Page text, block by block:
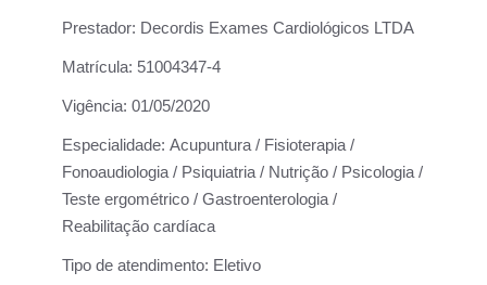
Prestador: Decordis Exames Cardiológicos LTDA
Matrícula: 51004347-4
Vigência: 01/05/2020
Especialidade: Acupuntura / Fisioterapia /
Fonoaudiologia / Psiquiatria / Nutrição / Psicologia /
Teste ergométrico / Gastroenterologia /
Reabilitação cardíaca
Tipo de atendimento: Eletivo